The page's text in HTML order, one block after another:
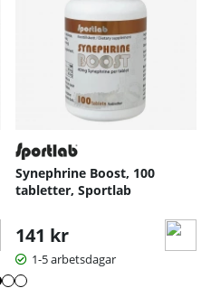
Synephrine Boost, 100
tabletter, Sportlab
141 kr
1-5 arbetsdagar